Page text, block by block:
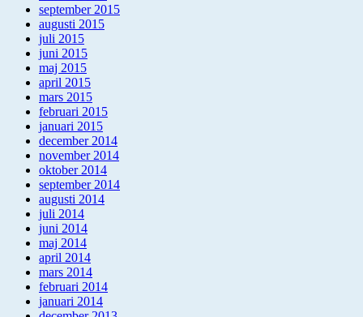
september 2015
augusti 2015
juli 2015
juni 2015
maj 2015
april 2015
mars 2015
februari 2015
januari 2015
december 2014
november 2014
oktober 2014
september 2014
augusti 2014
juli 2014
juni 2014
maj 2014
april 2014
mars 2014
februari 2014
januari 2014